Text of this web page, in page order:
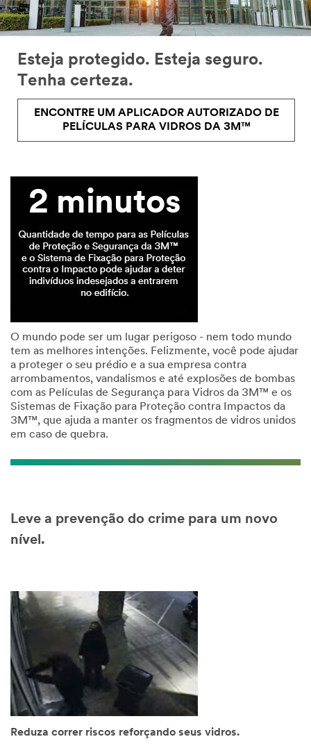
Esteja protegido. Esteja seguro.
Tenha certeza.
ENCONTRE UM APLICADOR AUTORIZADO DE
PELÍCULAS PARA VIDROS DA 3M™
O mundo pode ser um lugar perigoso - nem todo mundo
tem as melhores intenções. Felizmente, você pode ajudar
a proteger o seu prédio e a sua empresa contra
arrombamentos, vandalismos e até explosões de bombas
com as Películas de Segurança para Vidros da 3M™ e os
Sistemas de Fixação para Proteção contra Impactos da
3M™, que ajuda a manter os fragmentos de vidros unidos
em caso de quebra.
Leve a prevenção do crime para um novo
nível.
Reduza correr riscos reforçando seus vidros.